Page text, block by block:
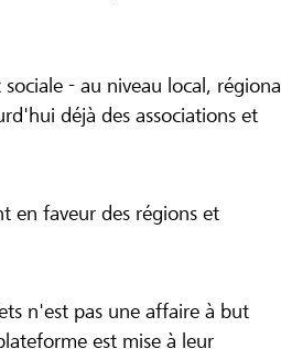
- au niveau local, régional
déjà des associations et
en faveur des régions et
n'est pas une affaire à but
est mise à leur